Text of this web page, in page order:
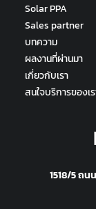
Solar PPA
Sales partner
บทความ
ผลงานที่ผ่านมา
เกี่ยวกับเรา
สนใจบริการของเ
1518/5 ถน